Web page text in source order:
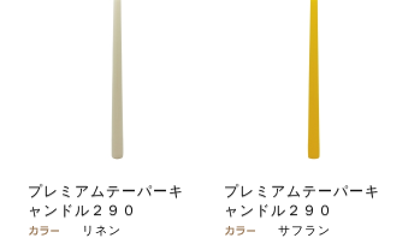
プレミアムテーパーキ
ャンドル２９０
リネン
プレミアムテーパーキ
ャンドル２９０
サフラン